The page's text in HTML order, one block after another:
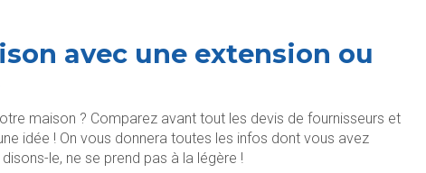
avec une extension ou
maison ? Comparez avant tout les devis de fournisseurs et
idée ! On vous donnera toutes les infos dont vous avez
le, ne se prend pas à la légère !